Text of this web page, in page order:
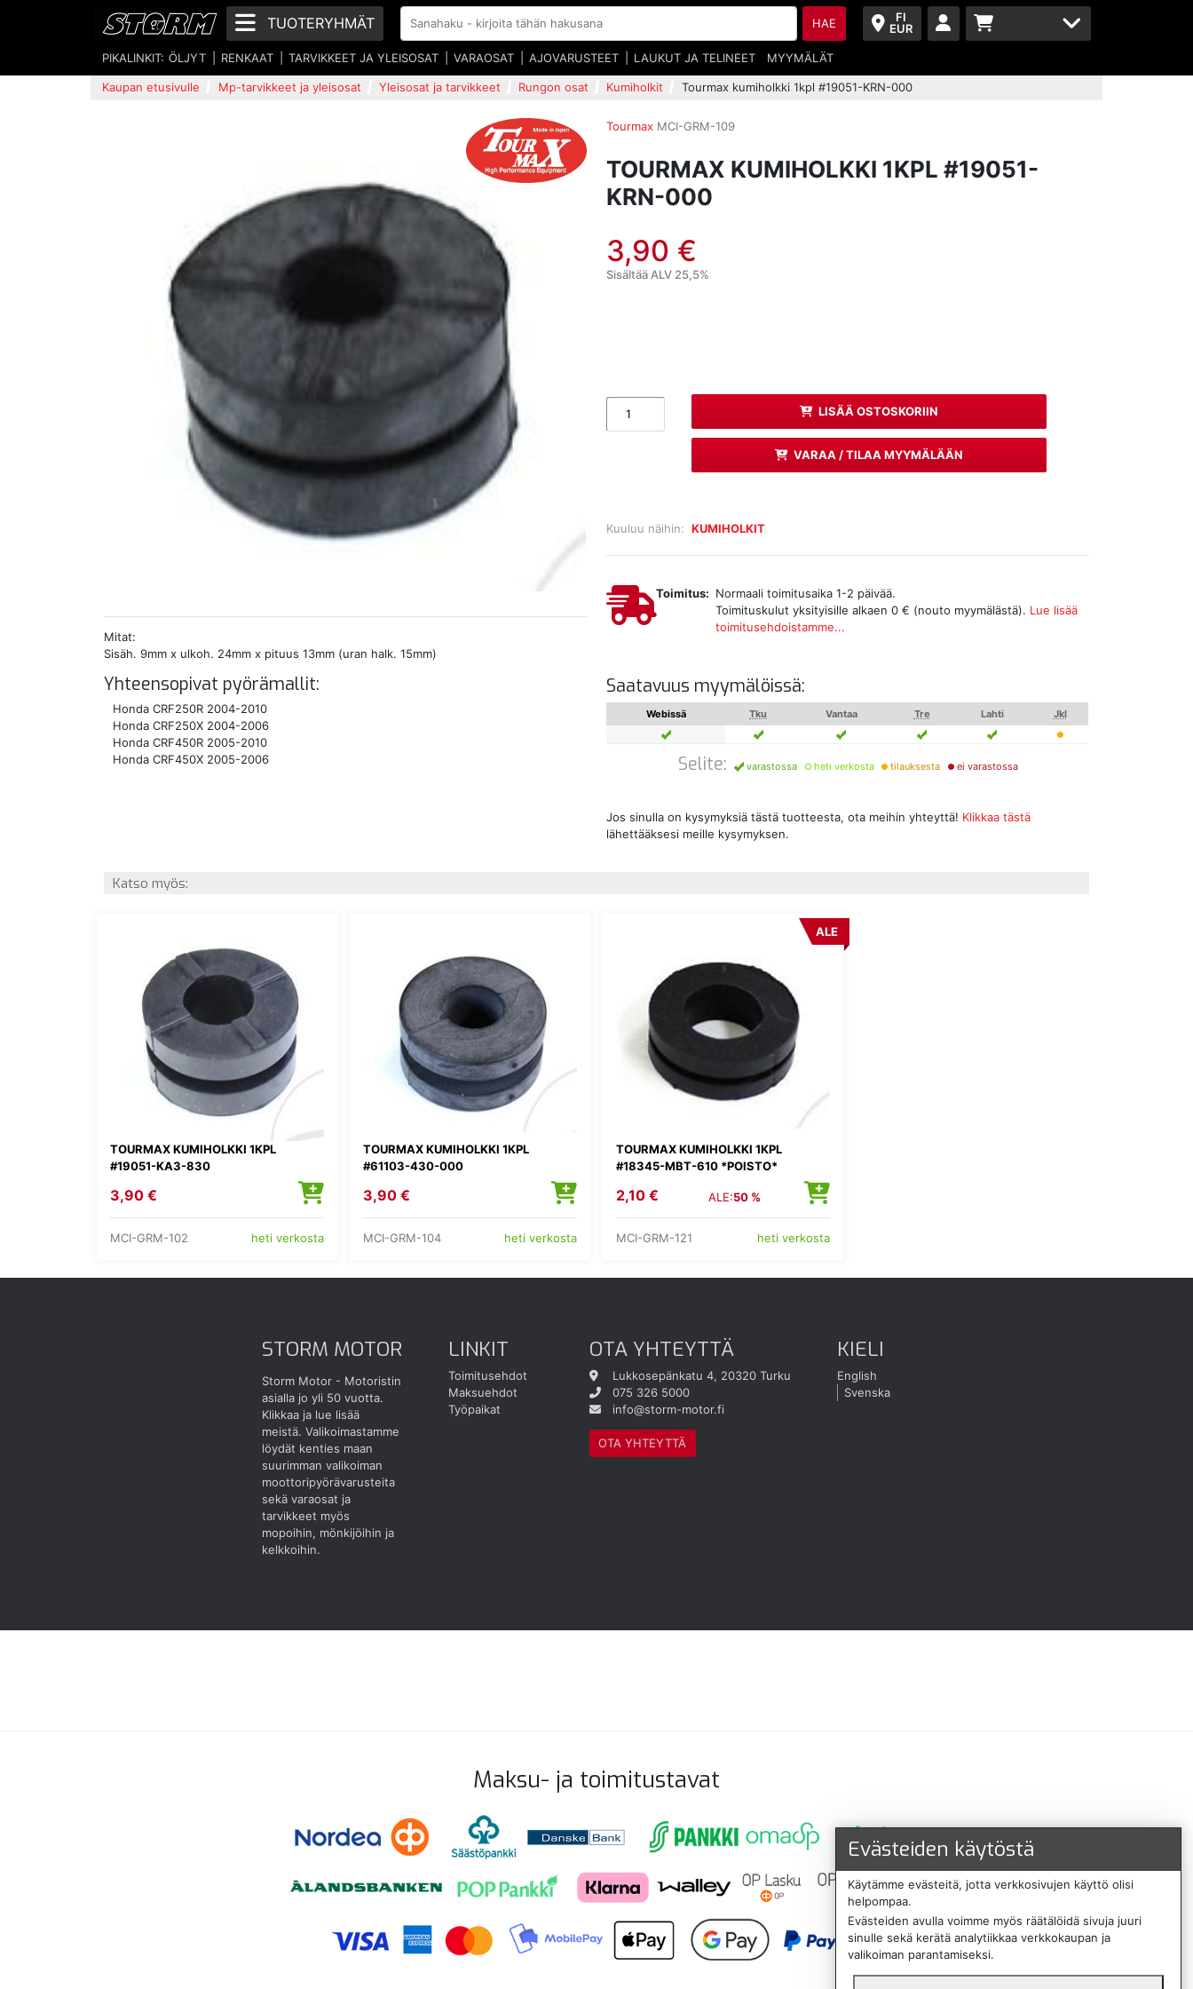
FI
EUR
TUOTERYHMÄT HAE
PIKALINKIT: ÖLJYT RENKAAT TARVIKKEET JA YLEISOSAT VARAOSAT AJOVARUSTEET LAUKUT JA TELINEET MYYMÄLÄT
Kaupan etusivulle Mp-tarvikkeet ja yleisosat Yleisosat ja tarvikkeet Rungon osat Kumiholkit Tourmax kumiholkki 1kpl #19051-KRN-000
Tourmax MCI-GRM-109
TOURMAX KUMIHOLKKI 1KPL #19051-
KRN-000
3,90 €
Sisältää ALV 25,5%
LISÄÄ OSTOSKORIIN
VARAA / TILAA MYYMÄLÄÄN
Kuuluu näihin: KUMIHOLKIT
Toimitus: Normaali toimitusaika 1-2 päivää.
Toimituskulut yksityisille alkaen 0 € (nouto myymälästä). Lue lisää
toimitusehdoistamme...
Saatavuus myymälöissä:
Webissä Tku Vantaa Tre Lahti Jkl
Selite: varastossa heti verkosta tilauksesta ei varastossa
Jos sinulla on kysymyksiä tästä tuotteesta, ota meihin yhteyttä! Klikkaa tästä
lähettääksesi meille kysymyksen.
Mitat:
Sisäh. 9mm x ulkoh. 24mm x pituus 13mm (uran halk. 15mm)
Yhteensopivat pyörämallit:
Honda CRF250R 2004-2010
Honda CRF250X 2004-2006
Honda CRF450R 2005-2010
Honda CRF450X 2005-2006
Katso myös:
TOURMAX KUMIHOLKKI 1KPL
#19051-KA3-830
3,90 €
MCI-GRM-102 heti verkosta
TOURMAX KUMIHOLKKI 1KPL
#61103-430-000
3,90 €
MCI-GRM-104 heti verkosta
TOURMAX KUMIHOLKKI 1KPL
#18345-MBT-610 *POISTO*
ALE
2,10 € ALE:50 %
MCI-GRM-121 heti verkosta
STORM MOTOR
Storm Motor - Motoristin
asialla jo yli 50 vuotta.
Klikkaa ja lue lisää
meistä. Valikoimastamme
löydät kenties maan
suurimman valikoiman
moottoripyörävarusteita
sekä varaosat ja
tarvikkeet myös
mopoihin, mönkijöihin ja
kelkkoihin.
LINKIT
Toimitusehdot
Maksuehdot
Työpaikat
OTA YHTEYTTÄ
Lukkosepänkatu 4, 20320 Turku
075 326 5000
info@storm-motor.fi
OTA YHTEYTTÄ
KIELI
English
Svenska
Maksu- ja toimitustavat
Evästeiden käytöstä
Käytämme evästeitä, jotta verkkosivujen käyttö olisi
helpompaa.
Evästeiden avulla voimme myös räätälöidä sivuja juuri
sinulle sekä kerätä analytiikkaa verkkokaupan ja
valikoiman parantamiseksi.